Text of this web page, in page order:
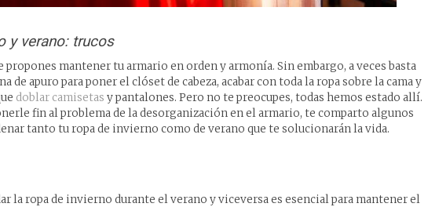
y verano: trucos
mantener tu armario en orden y armonía. Sin embargo, a veces basta
de apuro para poner el clóset de cabeza, acabar con toda la ropa sobre la cama y
doblar camisetas y pantalones. Pero no te preocupes, todas hemos estado allí.
fin al problema de la desorganización en el armario, te comparto algunos
tanto tu ropa de invierno como de verano que te solucionarán la vida.
la ropa de invierno durante el verano y viceversa es esencial para mantener el